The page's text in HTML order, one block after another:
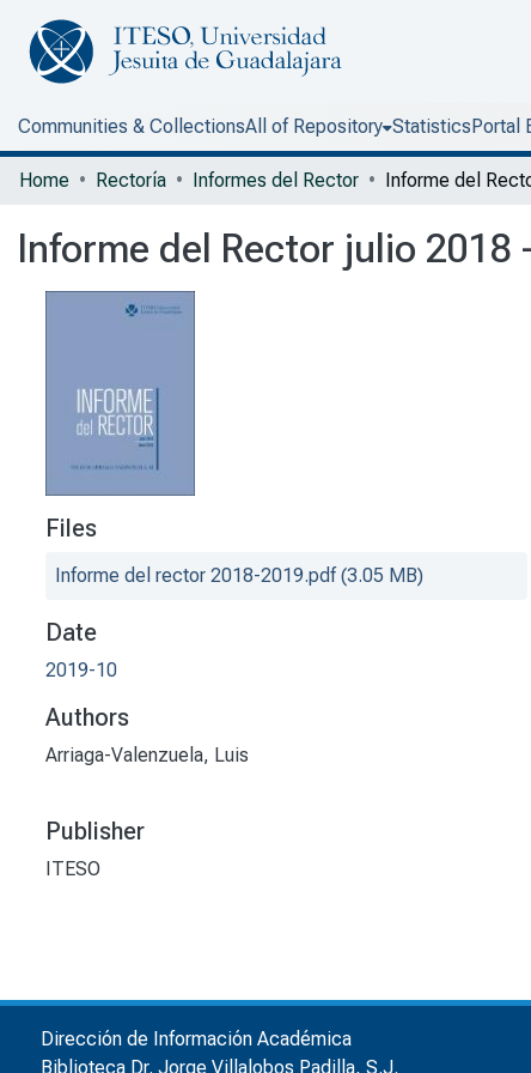
Communities & CollectionsAll of Repository StatisticsPortal
Home Rectoría Informes del Rector
Informe del Rector julio 2018
Files
Informe del rector 2018-2019.pdf(3.05 MB)
Date
2019-10
Authors
Arriaga-Valenzuela, Luis
Publisher
ITESO
Dirección de Información Académica
Biblioteca Dr. Jorge Villalobos Padilla, S.J.